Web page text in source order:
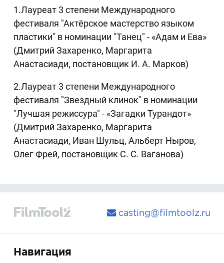
1.Лауреат 3 степени Международного
фестиваля "Актёрское мастерство языком
пластики" в номинации "Танец" - «Адам и Ева»
(Дмитрий Захаренко, Маргарита
Анастасиади, постановщик И. А. Марков)
2.Лауреат 3 степени Международного
фестиваля "Звездный клинок" в номинации
"Лучшая режиссура" - «Загадки Турандот»
(Дмитрий Захаренко, Маргарита
Анастасиади, Иван Шульц, Альберт Ныров,
Олег Фрей, постановщик С. С. Ваганова)
casting@filmtoolz.ru
Навигация